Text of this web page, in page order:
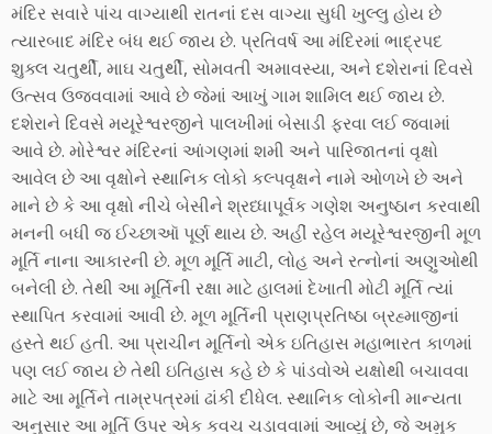
મંદિર સવારે પાંચ વાગ્યાથી રાતનાં દસ વાગ્યા સુધી ખુલ્લુ હોય છે
ત્યારબાદ મંદિર બંધ થઈ જાય છે. પ્રતિવર્ષ આ મંદિરમાં ભાદ્રપદ
શુક્લ ચતુર્થી, માઘ ચતુર્થી, સોમવતી અમાવસ્યા, અને દશેરાનાં દિવસે
ઉત્સવ ઉજવવામાં આવે છે જેમાં આખું ગામ શામિલ થઈ જાય છે.
દશેરાને દિવસે મયૂરેશ્વરજીને પાલખીમાં બેસાડી ફરવા લઈ જવામાં
આવે છે. મોરેશ્વર મંદિરનાં આંગણમાં શમી અને પારિજાતનાં વૃક્ષો
આવેલ છે આ વૃક્ષોને સ્થાનિક લોકો કલ્પવૃક્ષને નામે ઓળખે છે અને
માને છે કે આ વૃક્ષો નીચે બેસીને શ્રધ્ધાપૂર્વક ગણેશ અનુષ્ઠાન કરવાથી
મનની બધી જ ઈચ્છાઑ પૂર્ણ થાય છે. અહીં રહેલ મયૂરેશ્વરજીની મૂળ
મૂર્તિ નાના આકારની છે. મૂળ મૂર્તિ માટી, લોહ અને રત્નોનાં અણુઓથી
બનેલી છે. તેથી આ મૂર્તિની રક્ષા માટે હાલમાં દેખાતી મોટી મૂર્તિ ત્યાં
સ્થાપિત કરવામાં આવી છે. મૂળ મૂર્તિની પ્રાણપ્રતિષ્ઠા બ્રહ્માજીનાં
હસ્તે થઈ હતી. આ પ્રાચીન મૂર્તિનો એક ઇતિહાસ મહાભારત કાળમાં
પણ લઈ જાય છે તેથી ઇતિહાસ કહે છે કે પાંડવોએ યક્ષોથી બચાવવા
માટે આ મૂર્તિને તામ્રપત્રમાં ઢાંકી દીધેલ. સ્થાનિક લોકોની માન્યતા
અનુસાર આ મૂર્તિ ઉપર એક કવચ ચડાવવામાં આવ્યું છે, જે અમુક